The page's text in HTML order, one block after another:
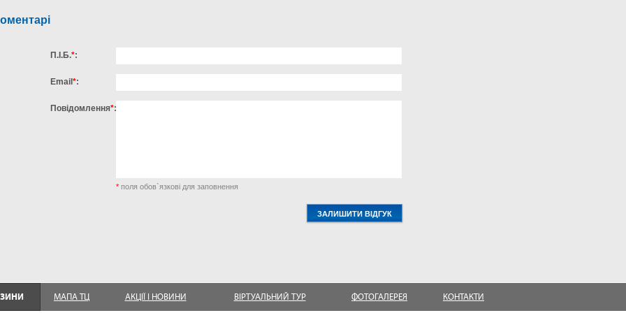
П.І.Б.*:
Email *:
Повідомлення*:
* поля обов`язкові для заповнення
МАПА ТЦ АКЦІЇ І НОВИНИ ВІРТУАЛЬНИЙ ТУР ФОТОГАЛЕРЕЯ КОНТАКТИ